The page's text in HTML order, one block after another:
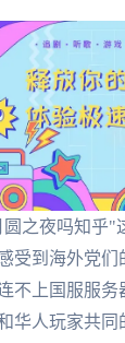
之夜吗知乎"
受到海外党
不上国服服务
华人玩家共同